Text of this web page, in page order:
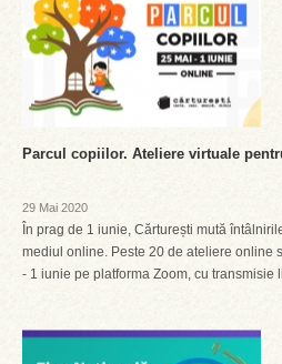
Parcul copiilor. Ateliere virtuale
29 Mai 2020
În prag de 1 iunie, Cărturești mută
mediul online. Peste 20 de ateliere online
- 1 iunie pe platforma Zoom, cu transmisie